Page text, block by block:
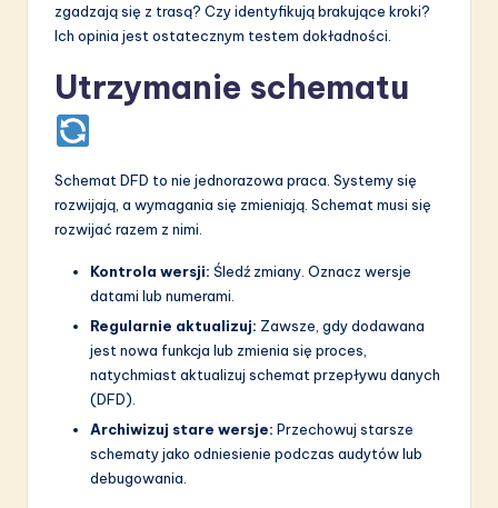
zgadzają się z trasą? Czy identyfikują brakujące kroki?
Ich opinia jest ostatecznym testem dokładności.
Utrzymanie schematu
Schemat DFD to nie jednorazowa praca. Systemy się
rozwijają, a wymagania się zmieniają. Schemat musi się
rozwijać razem z nimi.
Kontrola wersji: Śledź zmiany. Oznacz wersje
datami lub numerami.
Regularnie aktualizuj: Zawsze, gdy dodawana
jest nowa funkcja lub zmienia się proces,
natychmiast aktualizuj schemat przepływu danych
(DFD).
Archiwizuj stare wersje: Przechowuj starsze
schematy jako odniesienie podczas audytów lub
debugowania.